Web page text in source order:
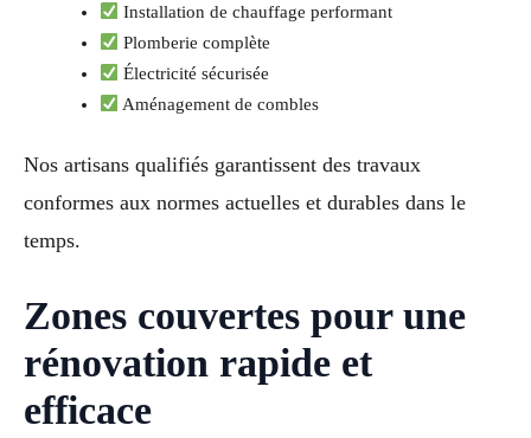
Installation de chauffage performant
Plomberie complète
Électricité sécurisée
Aménagement de combles
Nos artisans qualifiés garantissent des travaux
conformes aux normes actuelles et durables dans le
temps.
Zones couvertes pour une
rénovation rapide et
efficace